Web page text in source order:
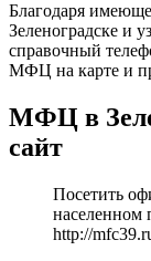
Благодаря
Зеленоградске и
справочный
МФЦ на карте и
МФЦ в
сайт
Посетить
населенном
http://